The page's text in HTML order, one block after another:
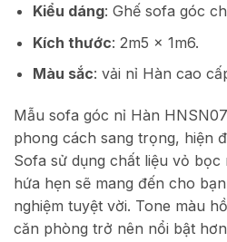
Kiểu dáng: Ghế sofa góc
Kích thước: 2m5 x 1m6.
Màu sắc: vải nỉ Hàn cao
Mẫu sofa góc nỉ Hàn
phong cách sang trọng, hiện
Sofa sử dụng chất liệu vỏ
hứa hẹn sẽ mang đến cho
nghiệm tuyệt vời. Tone màu
căn phòng trở nên nổi bật